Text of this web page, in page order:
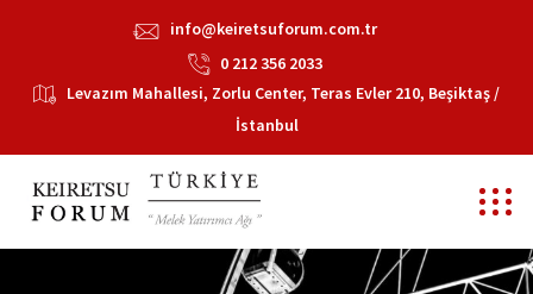
info@keiretsuforum.com.tr
0 212 356 2033
Levazım Mahallesi, Zorlu Center, Teras Evler 210, Beşiktaş /
İstanbul